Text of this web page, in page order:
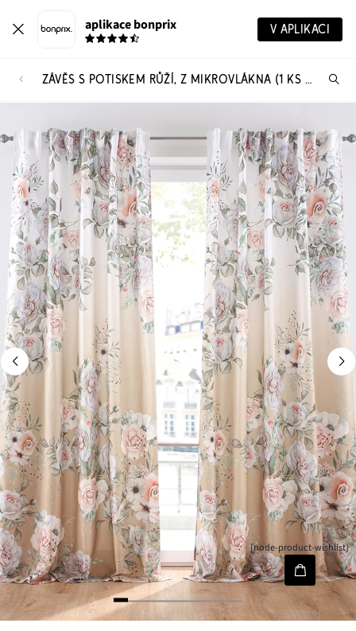
aplikace bonprix V APLIKACI
ZÁVĚS S POTISKEM RŮŽÍ, Z MIKROVLÁKNA (1 KS V BALENÍ) S RECYKLOVANÝM POLYESTEREM
[node-product-wishlist]